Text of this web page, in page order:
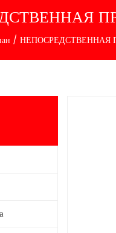
/ НЕПОСРЕДСТВЕННАЯ